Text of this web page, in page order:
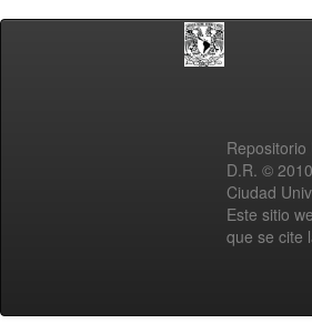
Repositorio
D.R. ©
Ciudad
Este sitio
que se cite